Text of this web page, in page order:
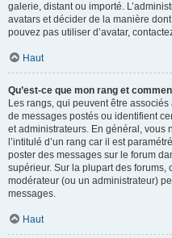
galerie, distant ou importé.
avatars et décider de la manière
pouvez pas utiliser d’avatar,
Haut
Qu’est-ce que mon rang et
Les rangs, qui peuvent être
de messages postés ou identifient
et administrateurs. En général, vous
l’intitulé d’un rang car il est
poster des messages sur le forum
supérieur. Sur la plupart des forums,
modérateur (ou un administrateur)
messages.
Haut